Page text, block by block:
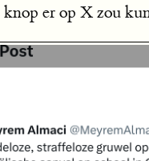
knop er op X zou